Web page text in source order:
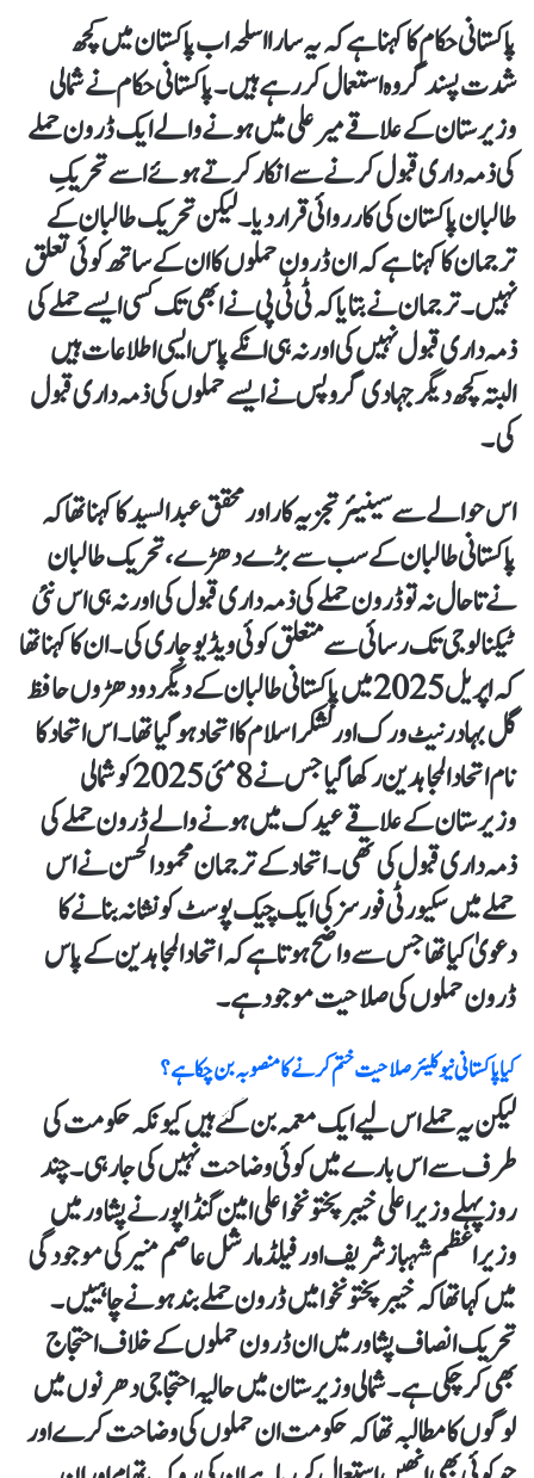
پاکستانی حکام کا کہنا ہے کہ یہ سارا اسلحہ اب پاکستان میں کچھ
شدت پسند گروہ استعمال کر رہے ہیں۔ پاکستانی حکام نے شمالی
وزیرستان کے علاقے میر علی میں ہونے والے ایک ڈرون حملے
کی ذمہ داری قبول کرنے سے انکار کرتے ہوئے اسے تحریکِ
طالبان پاکستان کی کارروائی قرار دیا۔ لیکن تحریک طالبان کے
ترجمان کا کہنا ہے کہ ان ڈرون حملوں کا ان کے ساتھ کوئی تعلق
نہیں۔ ترجمان نے بتایا کہ ٹی ٹی پی نے ابھی تک کسی ایسے حملے کی
ذمہ داری قبول نہیں کی اور نہ ہی انکے پاس ایسی اطلاعات ہیں
البتہ کچھ دیگر جہادی گروپس نے ایسے حملوں کی ذمہ داری قبول
کی۔
اس حوالے سے سینیئر تجزیہ کار اور محقق عبدالسید کا کہنا تھا کہ
پاکستانی طالبان کے سب سے بڑے دھڑے، تحریک طالبان
نے تاحال نہ تو ڈرون حملے کی ذمہ داری قبول کی اور نہ ہی اس نئی
ٹیکنالوجی تک رسائی سے متعلق کوئی ویڈیو جاری کی۔ ان کا کہنا تھا
کہ اپریل 2025 میں پاکستانی طالبان کے دیگر دو دھڑوں حافظ
گل بہادر نیٹ ورک اور لشکر اسلام کا اتحاد ہو گیا تھا۔ اس اتحاد کا
نام اتحاد المجاہدین رکھا گیا جس نے 8 مئی 2025 کو شمالی
وزیرستان کے علاقے عیدک میں ہونے والے ڈرون حملے کی
ذمہ داری قبول کی تھی۔ اتحاد کے ترجمان محمود الحسن نے اس
حملے میں سکیورٹی فورسز کی ایک چیک پوسٹ کو نشانہ بنانے کا
دعویٰ کیا تھا جس سے واضح ہوتا ہے کہ اتحاد المجاہدین کے پاس
ڈرون حملوں کی صلاحیت موجود ہے۔
کیا پاکستانی نیوکلیئر صلاحیت ختم کرنے کا منصوبہ بن چکا ہے؟
لیکن یہ حملے اس لیے ایک معمہ بن گئے ہیں کیونکہ حکومت کی
طرف سے اس بارے میں کوئی وضاحت نہیں کی جا رہی۔ چند
روز پہلے وزیر اعلی خیبر پختونخوا علی امین گنڈا پور نے پشاور میں
وزیر اعظم شہباز شریف اور فیلڈ مارشل عاصم منیر کی موجودگی
میں کہا تھا کہ خیبر پختونخوا میں ڈرون حملے بند ہونے چاہییں۔
تحریک انصاف پشاور میں ان ڈرون حملوں کے خلاف احتجاج
بھی کر چکی ہے۔ شمالی وزیرستان میں حالیہ احتجاجی دھرنوں میں
لوگوں کا مطالبہ تھا کہ حکومت ان حملوں کی وضاحت کرے اور